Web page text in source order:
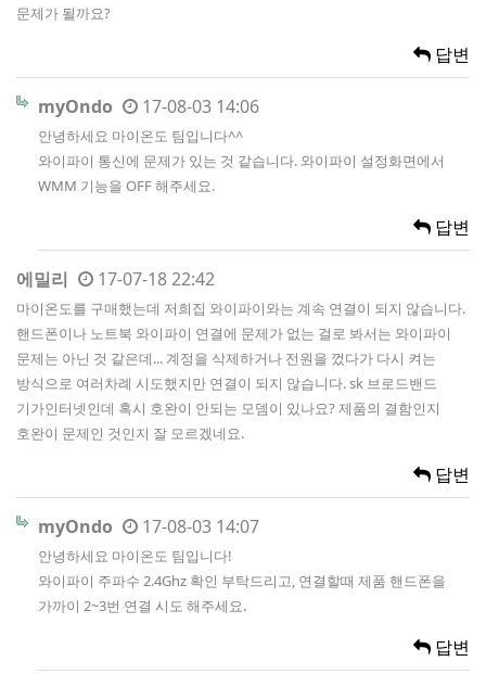
문제가 될까요?
답변
myOndo 17-08-03 14:06
안녕하세요 마이온도 팀입니다^^
와이파이 통신에 문제가 있는 것 같습니다. 와이파이 설정화면에서
WMM 기능을 OFF 해주세요.
답변
에밀리 17-07-18 22:42
마이온도를 구매했는데 저희집 와이파이와는 계속 연결이 되지 않습니다.
핸드폰이나 노트북 와이파이 연결에 문제가 없는 걸로 봐서는 와이파이
문제는 아닌 것 같은데... 계정을 삭제하거나 전원을 껐다가 다시 켜는
방식으로 여러차례 시도했지만 연결이 되지 않습니다. sk 브로드밴드
기가인터넷인데 혹시 호완이 안되는 모뎀이 있나요? 제품의 결함인지
호완이 문제인 것인지 잘 모르겠네요.
답변
myOndo 17-08-03 14:07
안녕하세요 마이온도 팀입니다!
와이파이 주파수 2.4Ghz 확인 부탁드리고, 연결할때 제품 핸드폰을
가까이 2~3번 연결 시도 해주세요.
답변